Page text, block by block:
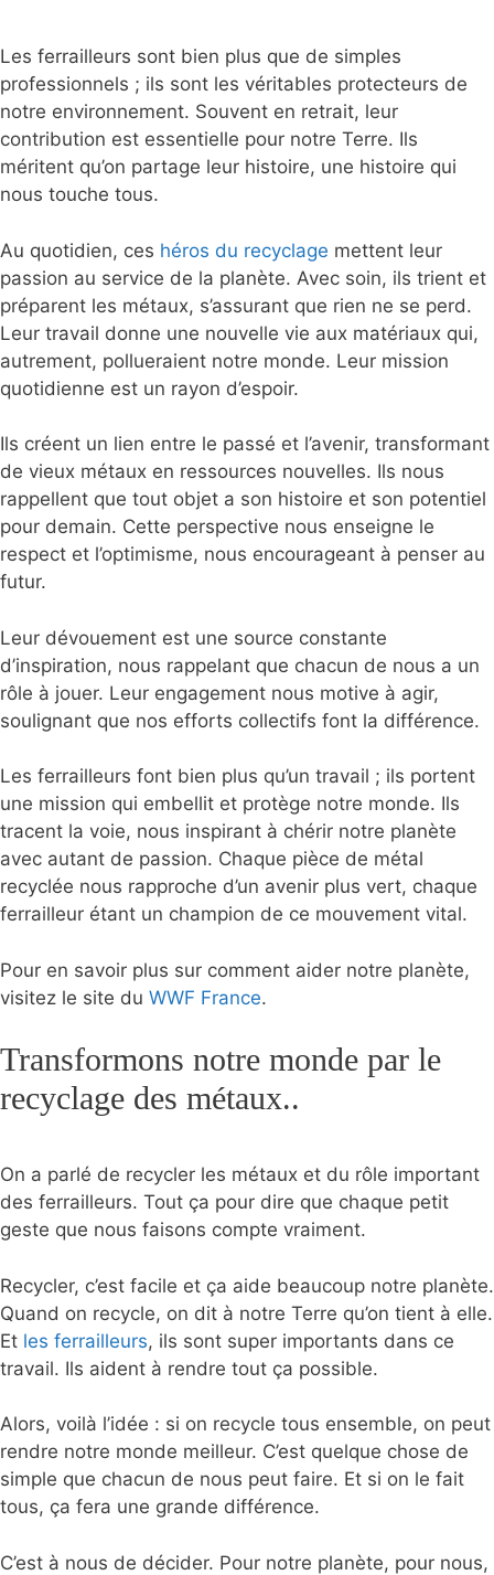
Les ferrailleurs sont bien plus que de simples
professionnels ; ils sont les véritables protecteurs de
notre environnement. Souvent en retrait, leur
contribution est essentielle pour notre Terre. Ils
méritent qu’on partage leur histoire, une histoire qui
nous touche tous.
Au quotidien, ces héros du recyclage mettent leur
passion au service de la planète. Avec soin, ils trient et
préparent les métaux, s’assurant que rien ne se perd.
Leur travail donne une nouvelle vie aux matériaux qui,
autrement, pollueraient notre monde. Leur mission
quotidienne est un rayon d’espoir.
Ils créent un lien entre le passé et l’avenir, transformant
de vieux métaux en ressources nouvelles. Ils nous
rappellent que tout objet a son histoire et son potentiel
pour demain. Cette perspective nous enseigne le
respect et l’optimisme, nous encourageant à penser au
futur.
Leur dévouement est une source constante
d’inspiration, nous rappelant que chacun de nous a un
rôle à jouer. Leur engagement nous motive à agir,
soulignant que nos efforts collectifs font la différence.
Les ferrailleurs font bien plus qu’un travail ; ils portent
une mission qui embellit et protège notre monde. Ils
tracent la voie, nous inspirant à chérir notre planète
avec autant de passion. Chaque pièce de métal
recyclée nous rapproche d’un avenir plus vert, chaque
ferrailleur étant un champion de ce mouvement vital.
Pour en savoir plus sur comment aider notre planète,
visitez le site du WWF France.
Transformons notre monde par le
recyclage des métaux..
On a parlé de recycler les métaux et du rôle important
des ferrailleurs. Tout ça pour dire que chaque petit
geste que nous faisons compte vraiment.
Recycler, c’est facile et ça aide beaucoup notre planète.
Quand on recycle, on dit à notre Terre qu’on tient à elle.
Et les ferrailleurs, ils sont super importants dans ce
travail. Ils aident à rendre tout ça possible.
Alors, voilà l’idée : si on recycle tous ensemble, on peut
rendre notre monde meilleur. C’est quelque chose de
simple que chacun de nous peut faire. Et si on le fait
tous, ça fera une grande différence.
C’est à nous de décider. Pour notre planète, pour nous,